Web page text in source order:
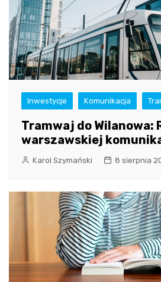
Inwestycje Komunikacja
Tramwaj do Wilanowa:
warszawskiej
Karol Szymański 8 sierpnia